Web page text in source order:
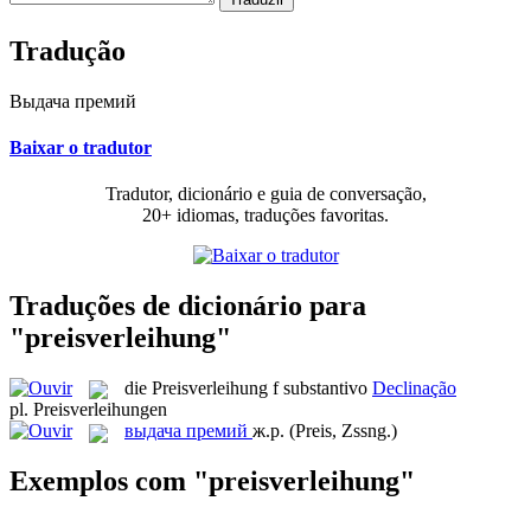
Tradução
Выдача премий
Baixar o tradutor
Tradutor, dicionário e guia de conversação,
20+ idiomas, traduções favoritas.
Traduções de dicionário para
"preisverleihung"
die Preisverleihung f substantivo Declinação
pl. Preisverleihungen
выдача премий ж.р. (Preis, Zssng.)
Exemplos com "preisverleihung"